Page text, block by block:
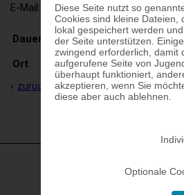
Diese Seite nutzt so
Cookies sind kleine Dateien,
lokal gespeichert werden
der Seite unterstützen.
zwingend erforderlich, damit
aufgerufene Seite von
überhaupt funktioniert,
akzeptieren, wenn Sie
diese aber auch ablehnen.
Optionale
E-Mail: lb.zoba(at)jaw.at
Dauer 30 Einheiten (individuell
Ort
Lehrbetrieb ZOBA
zurück zu 'Gastronomie /